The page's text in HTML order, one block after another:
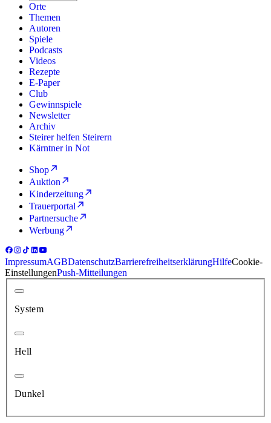
Orte
Themen
Autoren
Spiele
Podcasts
Videos
Rezepte
E-Paper
Club
Gewinnspiele
Newsletter
Archiv
Steirer helfen Steirern
Kärntner in Not
Shop
Auktion
Kinderzeitung
Trauerportal
Partnersuche
Werbung
ImpressumAGBDatenschutzBarrierefreiheitserklärungHilfeCookie-
EinstellungenPush-Mitteilungen
System
Hell
Dunkel